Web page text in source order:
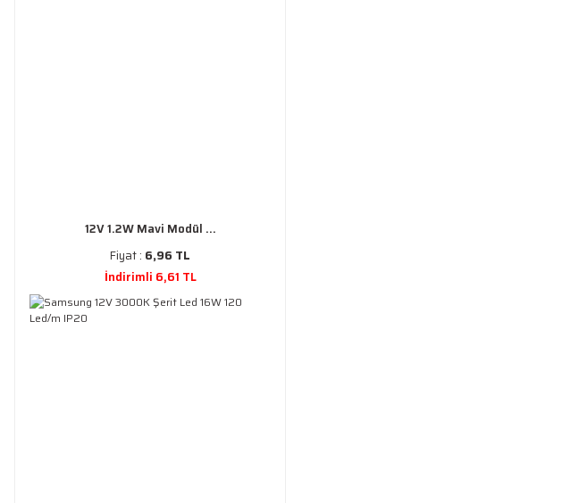
12V 1.2W Mavi Modül ...
Fiyat : 6,96 TL
İndirimli 6,61 TL